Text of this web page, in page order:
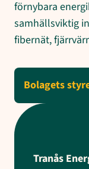
förnybara
samhällsviktig
fibernät,
Bolagets
Tranås